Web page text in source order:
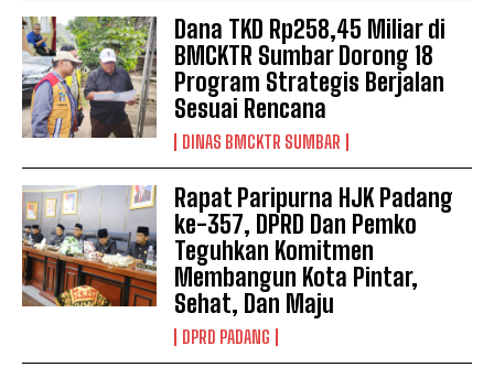
Dana TKD Rp258,45 Miliar di
BMCKTR Sumbar Dorong 18
Program Strategis Berjalan
Sesuai Rencana
DINAS BMCKTR SUMBAR
Rapat Paripurna HJK Padang
ke-357, DPRD Dan Pemko
Teguhkan Komitmen
Membangun Kota Pintar,
Sehat, Dan Maju
DPRD PADANG